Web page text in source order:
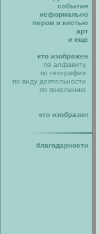
события
неформально
пером и кистью
арт
и еще
кто изображен
по алфавиту
по географии
по виду деятельности
по поколению
кто изобразил
благодарности